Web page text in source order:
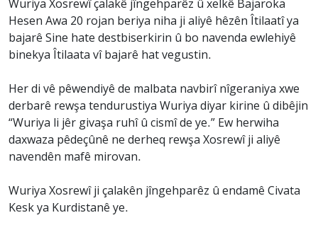
Wuriya Xosrewî çalakê jîngehparêz û xelkê Bajaroka
Hesen Awa 20 rojan beriya niha ji aliyê hêzên Îtilaatî ya
bajarê Sine hate destbiserkirin û bo navenda ewlehiyê
binekya Îtilaata vî bajarê hat vegustin.
Her di vê pêwendiyê de malbata navbirî nîgeraniya xwe
derbarê rewşa tendurustiya Wuriya diyar kirine û dibêjin
“Wuriya li jêr givaşa ruhî û cismî de ye.” Ew herwiha
daxwaza pêdeçûnê ne derheq rewşa Xosrewî ji aliyê
navendên mafê mirovan.
Wuriya Xosrewî ji çalakên jîngehparêz û endamê Civata
Kesk ya Kurdistanê ye.